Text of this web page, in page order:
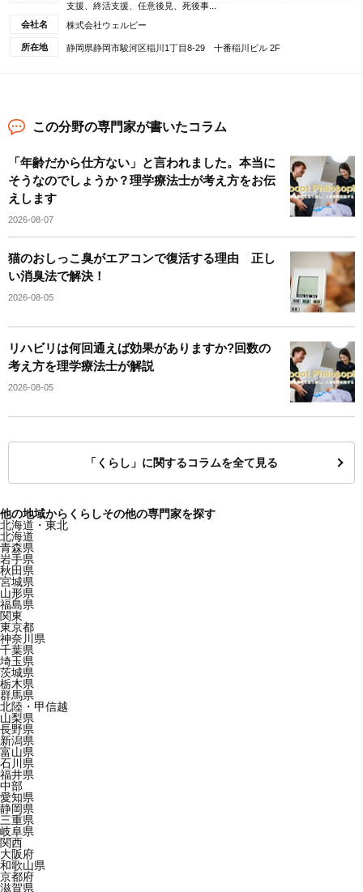
支援、終活支援、任意後見、死後事...
会社名
株式会社ウェルビー
所在地 静岡県静岡市駿河区稲川1丁目8-29 十番稲川ビル 2F
この分野の専門家が書いたコラム
「年齢だから仕方ない」と言われました。本当に
そうなのでしょうか？理学療法士が考え方をお伝
えします
2026-08-07
猫のおしっこ臭がエアコンで復活する理由 正し
い消臭法で解決！
2026-08-05
リハビリは何回通えば効果がありますか?回数の
考え方を理学療法士が解説
2026-08-05
「くらし」に関するコラムを全て見る
他の地域からくらしその他の専門家を探す
北海道・東北
北海道
青森県
岩手県
秋田県
宮城県
山形県
福島県
関東
東京都
神奈川県
千葉県
埼玉県
茨城県
栃木県
群馬県
北陸・甲信越
山梨県
長野県
新潟県
富山県
石川県
福井県
中部
愛知県
静岡県
三重県
岐阜県
関西
大阪府
和歌山県
京都府
滋賀県